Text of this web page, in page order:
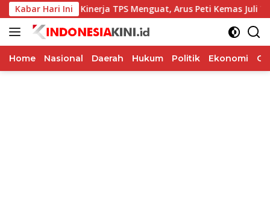
Langsung
ke
konten
Kabar Hari IniKinerja TPS Menguat, Arus Peti Kemas Juli
Home Nasional Daerah Hukum Politik Ekonomi